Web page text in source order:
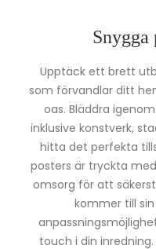
Snygga
Upptäck ett brett
som förvandlar ditt
oas. Bläddra
inklusive konstverk,
hitta det perfekta
posters är tryckta
omsorg för att
kommer till
touch i din